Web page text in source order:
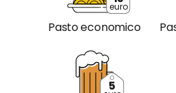
Pasto economico
euro
5